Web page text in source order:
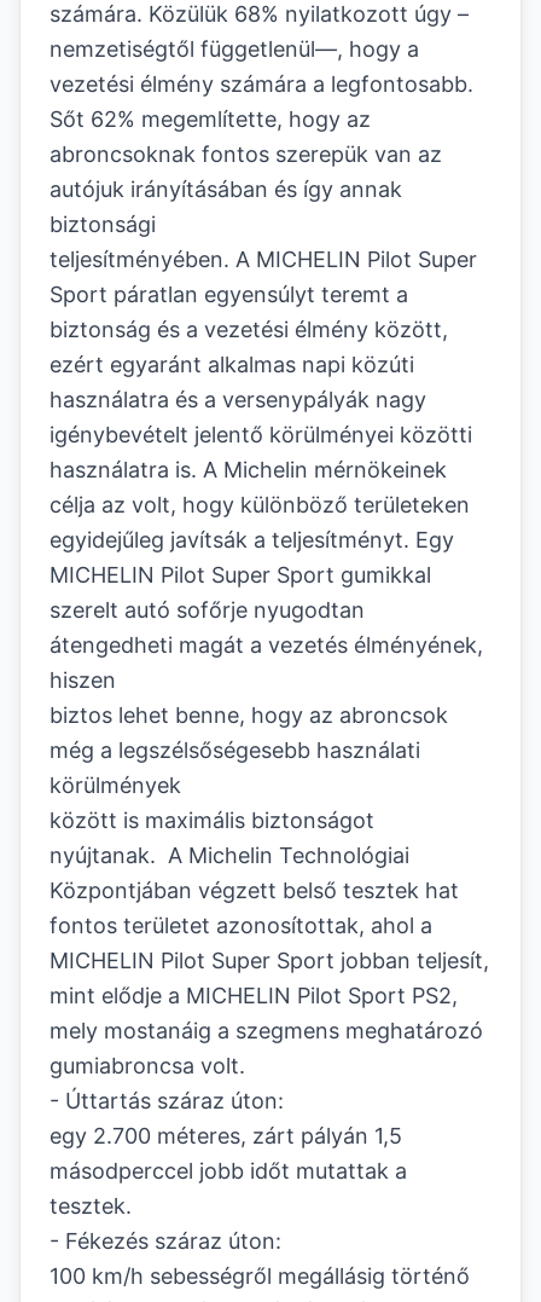
számára. Közülük 68% nyilatkozott úgy –
nemzetiségtől függetlenül—, hogy a
vezetési élmény számára a legfontosabb.
Sőt 62% megemlítette, hogy az
abroncsoknak fontos szerepük van az
autójuk irányításában és így annak
biztonsági
teljesítményében. A MICHELIN Pilot Super
Sport páratlan egyensúlyt teremt a
biztonság és a vezetési élmény között,
ezért egyaránt alkalmas napi közúti
használatra és a versenypályák nagy
igénybevételt jelentő körülményei közötti
használatra is. A Michelin mérnökeinek
célja az volt, hogy különböző területeken
egyidejűleg javítsák a teljesítményt. Egy
MICHELIN Pilot Super Sport gumikkal
szerelt autó sofőrje nyugodtan
átengedheti magát a vezetés élményének,
hiszen
biztos lehet benne, hogy az abroncsok
még a legszélsőségesebb használati
körülmények
között is maximális biztonságot
nyújtanak. A Michelin Technológiai
Központjában végzett belső tesztek hat
fontos területet azonosítottak, ahol a
MICHELIN Pilot Super Sport jobban teljesít,
mint elődje a MICHELIN Pilot Sport PS2,
mely mostanáig a szegmens meghatározó
gumiabroncsa volt.
- Úttartás száraz úton:
egy 2.700 méteres, zárt pályán 1,5
másodperccel jobb időt mutattak a
tesztek.
- Fékezés száraz úton:
100 km/h sebességről megállásig történő